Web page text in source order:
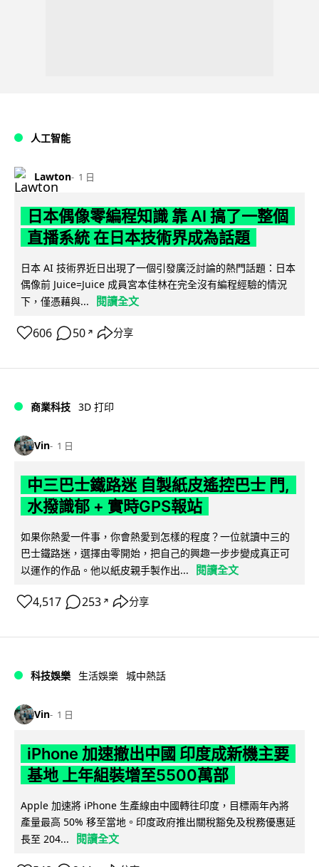
人工智能
Lawton 1 日
日本偶像零編程知識 靠 AI 搞了一整個
直播系統 在日本技術界成為話題
日本 AI 技術界近日出現了一個引發廣泛討論的熱門話題：日本
偶像前 Juice=Juice 成員宮本佳林在完全沒有編程經驗的情況
下，僅憑藉與...
閱讀全文
606 50 ↗ 分享
商業科技 3D 打印
Vin 1 日
中三巴士鐵路迷 自製紙皮遙控巴士 門,
水撥識郁 + 實時GPS報站
如果你熱愛一件事，你會熱愛到怎樣的程度？一位就讀中三的
巴士鐵路迷，選擇由零開始，把自己的興趣一步步變成真正可
以運作的作品。他以紙皮親手製作出...
閱讀全文
4,517 253 ↗ 分享
科技娛樂 生活娛樂 城中熱話
Vin 1 日
iPhone 加速撤出中國 印度成新機主要
基地 上年組裝增至5500萬部
Apple 加速將 iPhone 生產線由中國轉往印度，目標兩年內將
產量最高 50% 移至當地。印度政府推出關稅豁免及稅務優惠延
長至 204...
閱讀全文